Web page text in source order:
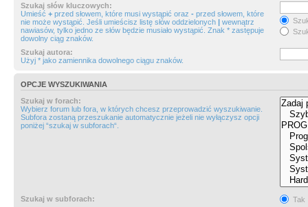
Szukaj słów kluczowych:
Umieść + przed słowem, które musi wystąpić oraz - przed słowem, które
nie może wystąpić. Jeśli umieścisz listę słów oddzielonych | wewnątrz
nawiasów, tylko jedno ze słów będzie musiało wystąpić. Znak * zastępuje
dowolny ciąg znaków.
Szukaj autora:
Użyj * jako zamiennika dowolnego ciągu znaków.
OPCJE WYSZUKIWANIA
Szukaj w forach:
Wybierz forum lub fora, w których chcesz przeprowadzić wyszukiwanie.
Subfora zostaną przeszukanie automatycznie jeżeli nie wyłączysz opcji
poniżej “szukaj w subforach“.
Szukaj w subforach:
Tak